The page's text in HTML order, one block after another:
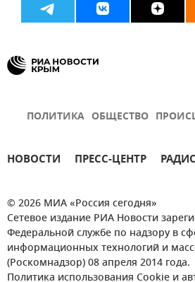
ПОЛИТИКА ОБЩЕСТВО
НОВОСТИ ПРЕСС-ЦЕНТР
© 2026 МИА «Россия сегодня»
Сетевое издание РИА Новости
Федеральной службе по надзору в
информационных технологий и
(Роскомнадзор) 08 апреля 2014 года.
Политика использования Cookie и